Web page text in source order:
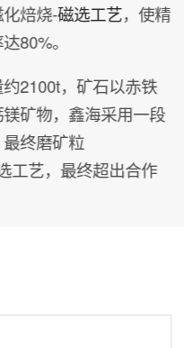
焙烧-磁选工艺，使精
80%。
2100t，矿石以赤铁
矿物，鑫海采用一段
终磨矿粒
工艺，最终超出合作